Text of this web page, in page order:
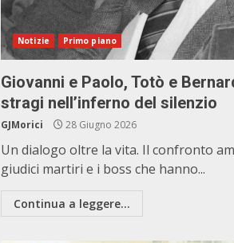
Notizie Primo piano
Giovanni e Paolo, Totò e
stragi nell’inferno del silenzio
GJMorici 28 Giugno 2026
Un dialogo oltre la vita. Il confronto
giudici martiri e i boss che hanno...
Continua a leggere...